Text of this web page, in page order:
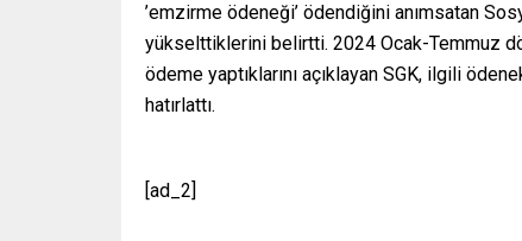
’emzirme ödeneği’ ödendiğini anımsatan
yükselttiklerini belirtti. 2024 Ocak-Temmuz
ödeme yaptıklarını açıklayan SGK, ilgili
hatırlattı.
[ad_2]